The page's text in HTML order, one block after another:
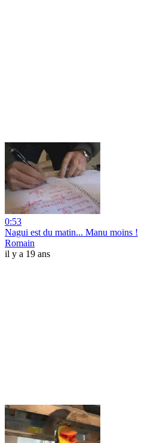
0:53
Nagui est du matin... Manu moins !
Romain
il y a 19 ans